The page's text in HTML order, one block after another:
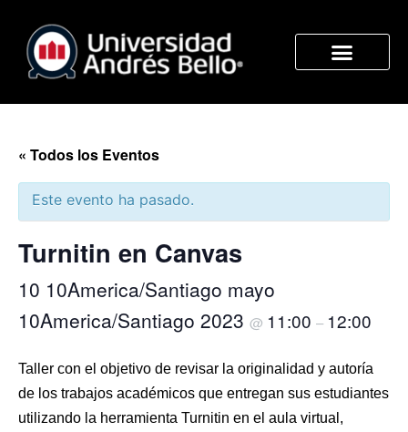
« Todos los Eventos
Este evento ha pasado.
Turnitin en Canvas
10 10America/Santiago mayo
10America/Santiago 2023 @ 11:00 – 12:00
Taller con el objetivo de revisar la originalidad y autoría
de los trabajos académicos que entregan sus estudiantes
utilizando la herramienta Turnitin en el aula virtual,